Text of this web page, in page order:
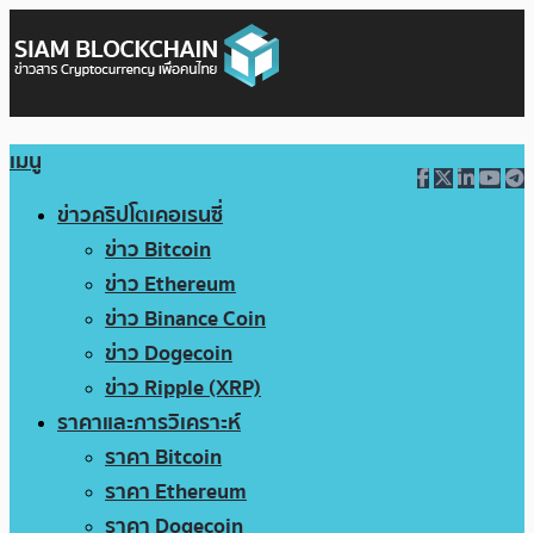
เมนู
ข่าวคริปโตเคอเรนซี่
ข่าว Bitcoin
ข่าว Ethereum
ข่าว Binance Coin
ข่าว Dogecoin
ข่าว Ripple (XRP)
ราคาและการวิเคราะห์
ราคา Bitcoin
ราคา Ethereum